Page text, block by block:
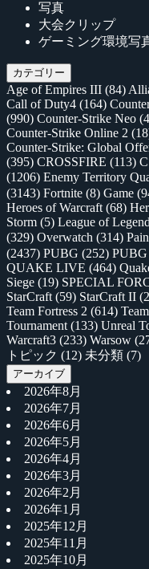
写真
大会クリップ
ゲーミング環境写
カテゴリー
Age of Empires III (84)
Call of Duty4 (164)
(990) Counter-Strike Neo
Counter-Strike Online 2
Counter-Strike: Global
(395) CROSSFIRE (113)
(1206) Enemy Territory
(3143) Fortnite (8) Game
Heroes of Warcraft (68)
Storm (5) League of
(329) Overwatch (314)
(2437) PUBG (252)
QUAKE LIVE (464)
Siege (19) SPECIAL
StarCraft (59) StarCraft II
Team Fortress 2 (614)
Tournament (133) Unreal
Warcraft3 (233) Warsow
トピック (12) 未分類 (7)
アーカイブ
2026年8月
2026年7月
2026年6月
2026年5月
2026年4月
2026年3月
2026年2月
2026年1月
2025年12月
2025年11月
2025年10月